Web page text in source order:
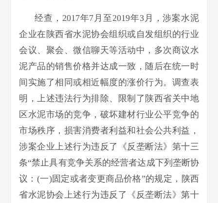
经查，2017年7月至2019年3月，涉案水泥
企业在陕西省水泥协会组织或自发组织的行业
会议、聚会、微信聊天等活动中，多次商议水
泥产品的销售价格并达成一致，随后在统一时
间实施了相同或相近幅度的涨价行为。调查表
明，上述违法行为排除、限制了陕西省关中地
区水泥市场的竞争，破坏建材行业公平竞争的
市场秩序，损害消费者利益和社会公共利益，
涉案企业上述行为违反了《反垄断法》第十三
条“禁止具有竞争关系的经营者达成下列垄断协
议：(一)固定或者变更商品价格”的规定，陕西
省水泥协会上述行为违反了《反垄断法》第十